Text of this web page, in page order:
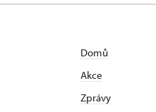
Domů
Akce
Zprávy